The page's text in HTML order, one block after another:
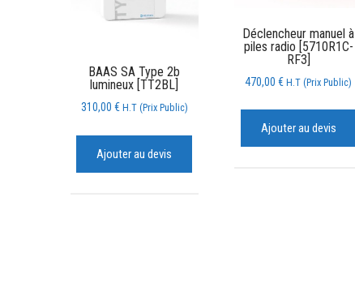
BAAS SA Type 2b
lumineux [TT2BL]
310,00 € H.T (Prix Public)
Ajouter au devis
Déclencheur manuel à
piles radio [5710R1C-
RF3]
470,00€ H.T (Prix Public)
Ajouter au devis